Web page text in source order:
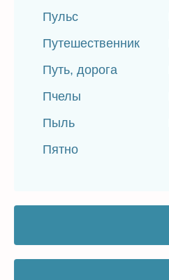
Пульс
Путешественник
Путь, дорога
Пчелы
Пыль
Пятно